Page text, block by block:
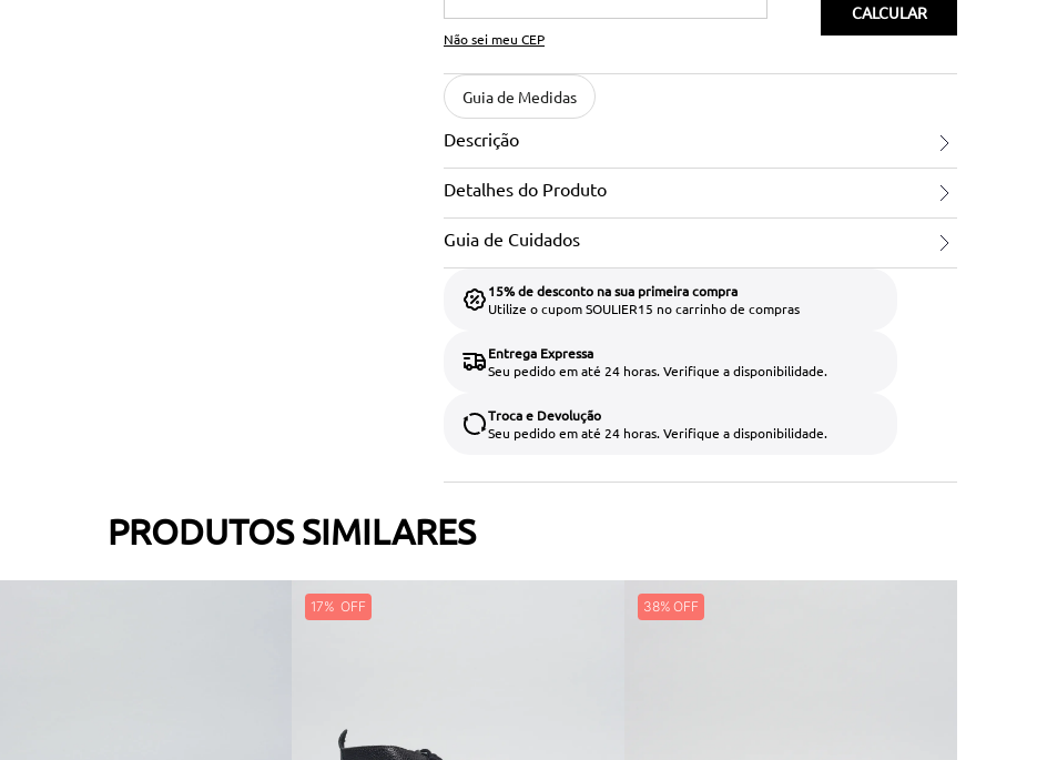
Não sei meu CEP
Guia de Medidas
Descrição
Detalhes do Produto
Guia de Cuidados
15% de desconto na sua primeira compra
Utilize o cupom SOULIER15 no carrinho de compras
Entrega Expressa
Seu pedido em até 24 horas. Verifique a disponibilidade.
Troca e Devolução
Seu pedido em até 24 horas. Verifique a disponibilidade.
PRODUTOS SIMILARES
17% 38%